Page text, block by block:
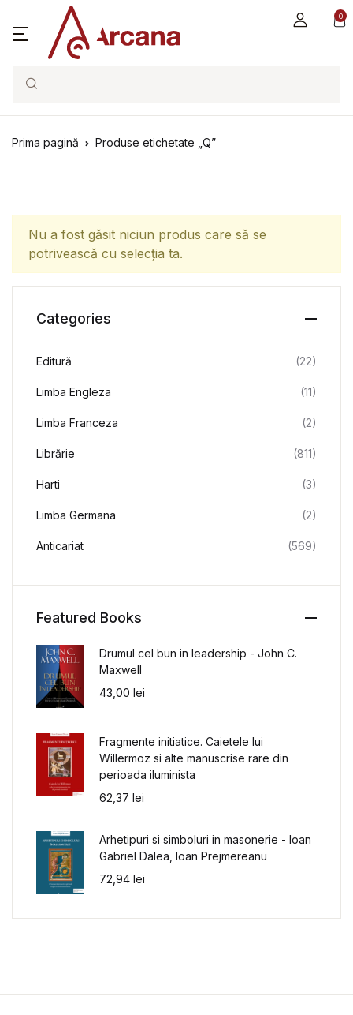
0
Search
Prima pagină Produse etichetate „Q”
Nu a fost găsit niciun produs care să se
potrivească cu selecția ta.
Categories
Editură (22)
Limba Engleza (11)
Limba Franceza (2)
Librărie (811)
Harti (3)
Limba Germana (2)
Anticariat (569)
Featured Books
Drumul cel bun in leadership - John C.
Maxwell
43,00 lei
Fragmente initiatice. Caietele lui
Willermoz si alte manuscrise rare din
perioada iluminista
62,37 lei
Arhetipuri si simboluri in masonerie - Ioan
Gabriel Dalea, Ioan Prejmereanu
72,94 lei